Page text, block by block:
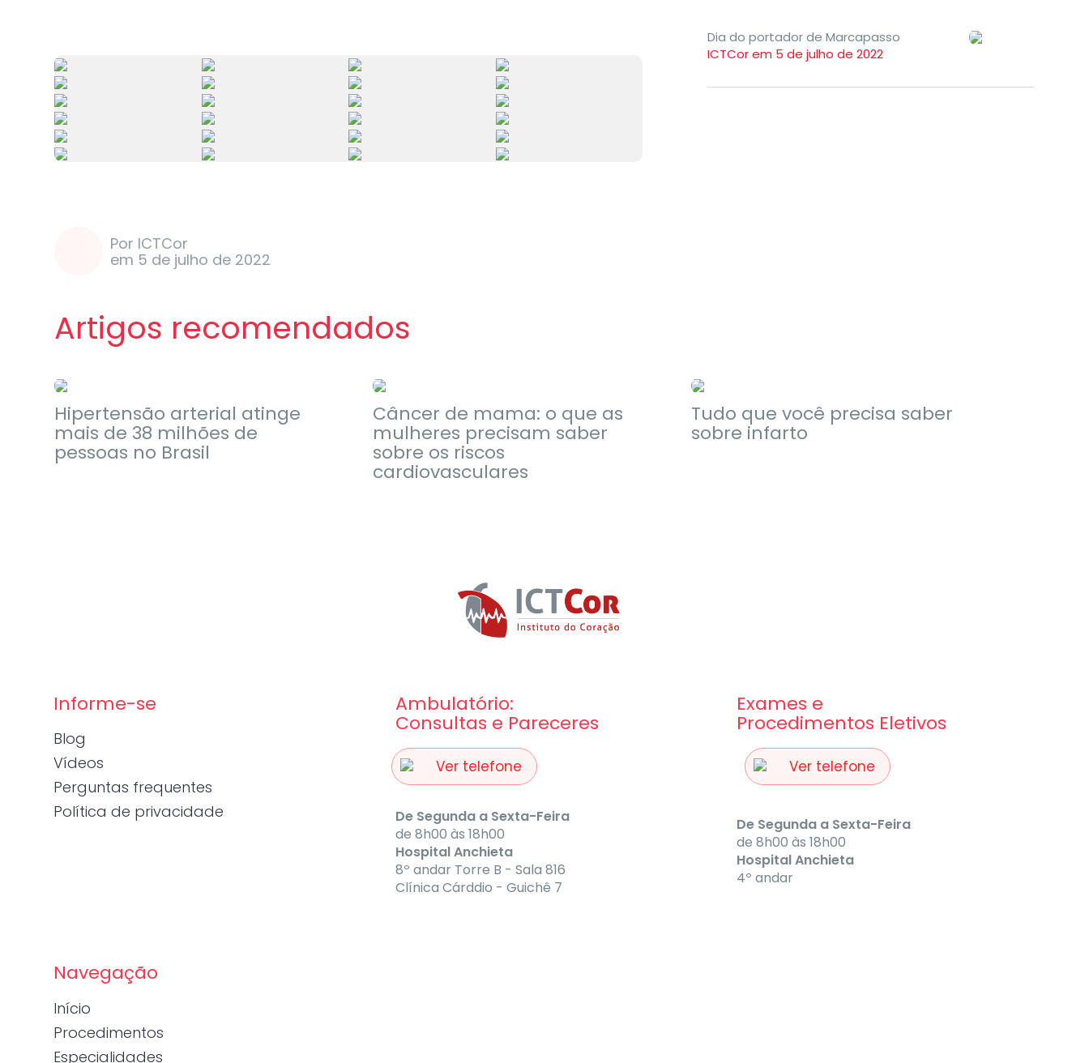
Por ICTCor
em 5 de julho de 2022
Dia do portador de Marcapasso
ICTCor em 5 de julho de 2022
Artigos recomendados
Hipertensão arterial atinge
mais de 38 milhões de
pessoas no Brasil
Câncer de mama: o que as
mulheres precisam saber
sobre os riscos
cardiovasculares
Tudo que você precisa saber
sobre infarto
Exames e
Procedimentos Eletivos
Ver telefone
De Segunda a Sexta-Feira
de 8h00 às 18h00
Hospital Anchieta
4º andar
Ambulatório:
Consultas e Pareceres
Ver telefone
De Segunda a Sexta-Feira
de 8h00 às 18h00
Hospital Anchieta
8º andar Torre B - Sala 816
Clínica Cárddio - Guichê 7
Informe-se
Blog
Vídeos
Perguntas frequentes
Política de privacidade
Navegação
Início
Procedimentos
Especialidades